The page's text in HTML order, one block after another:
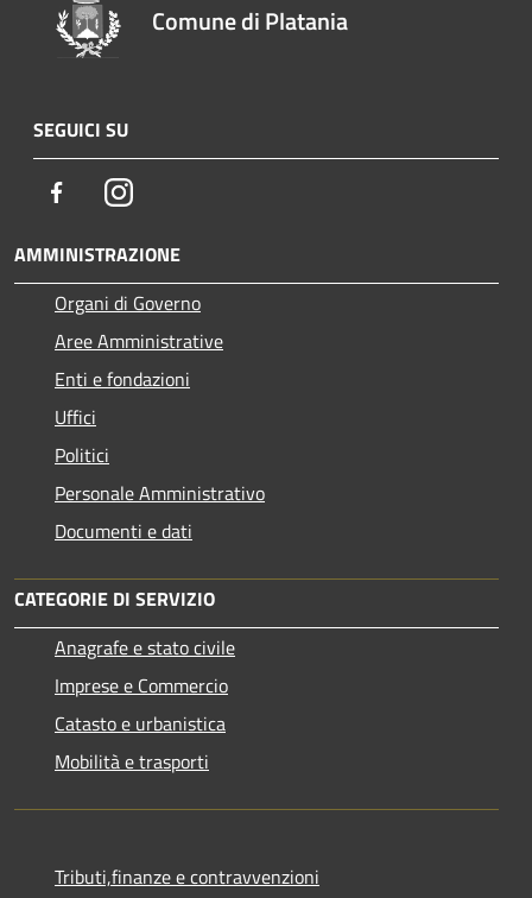
Comune di Platania
SEGUICI SU
FacebookInstagram
AMMINISTRAZIONE
Organi di Governo
Aree Amministrative
Enti e fondazioni
Uffici
Politici
Personale Amministrativo
Documenti e dati
CATEGORIE DI SERVIZIO
Anagrafe e stato civile
Imprese e Commercio
Catasto e urbanistica
Mobilità e trasporti
Tributi,finanze e contravvenzioni